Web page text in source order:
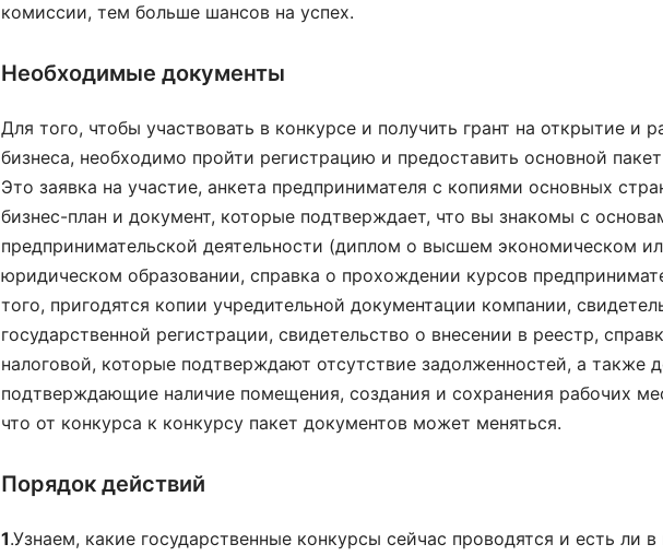
комиссии, тем больше шансов на успех.
Необходимые документы
Для того, чтобы участвовать в конкурсе и получить грант на открытие и
бизнеса, необходимо пройти регистрацию и предоставить основной
Это заявка на участие, анкета предпринимателя с копиями основных
бизнес-план и документ, которые подтверждает, что вы знакомы с
предпринимательской деятельности (диплом о высшем экономическом
юридическом образовании, справка о прохождении курсов
того, пригодятся копии учредительной документации компании,
государственной регистрации, свидетельство о внесении в реестр,
налоговой, которые подтверждают отсутствие задолженностей, а также
подтверждающие наличие помещения, создания и сохранения рабочих
что от конкурса к конкурсу пакет документов может меняться.
Порядок действий
1.Узнаем, какие государственные конкурсы сейчас проводятся и есть ли